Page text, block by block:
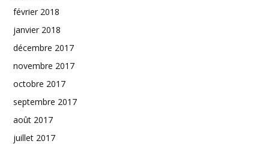
février 2018
janvier 2018
décembre 2017
novembre 2017
octobre 2017
septembre 2017
août 2017
juillet 2017